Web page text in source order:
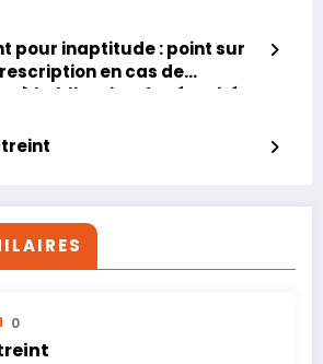
pour inaptitude : point sur
en cas de
à l’obligation de sécurité
0